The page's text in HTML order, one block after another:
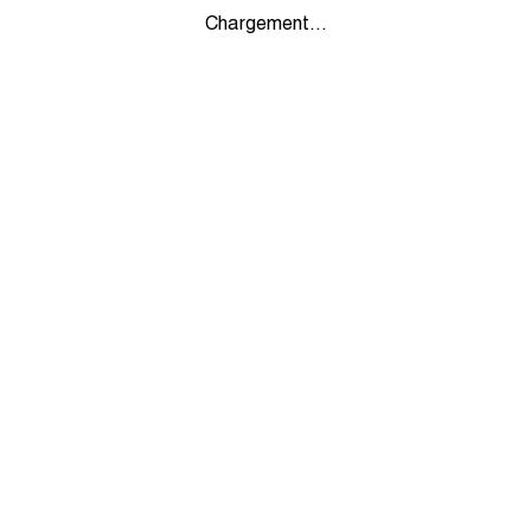
Chargement...